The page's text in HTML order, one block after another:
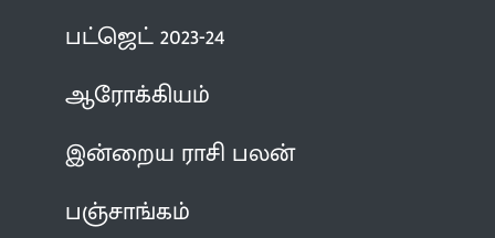
பட்ஜெட் 2023-24
ஆரோக்கியம்
இன்றைய ராசி பலன்
பஞ்சாங்கம்